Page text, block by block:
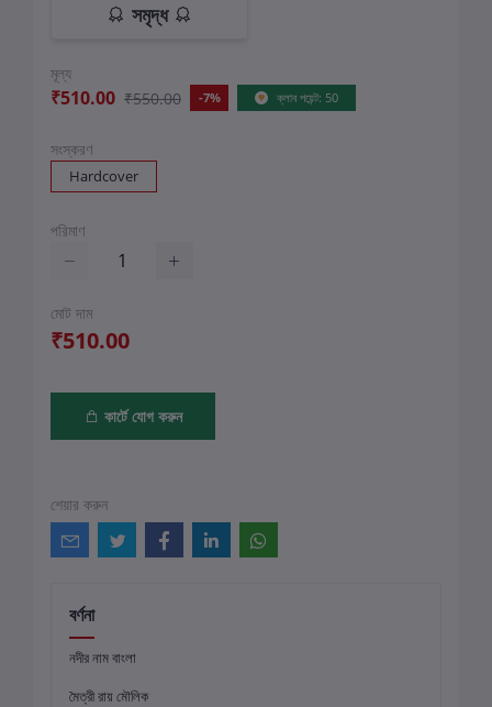
সমৃদ্ধ
মূল্য
₹510.00 ₹550.00 -7% ক্লাব পয়েন্ট: 50
সংস্করণ
Hardcover
পরিমাণ
মোট দাম
₹510.00
কার্টে যোগ করুন
শেয়ার করুন
বর্ণনা
নদীর নাম বাংলা
মৈত্রী রায় মৌলিক